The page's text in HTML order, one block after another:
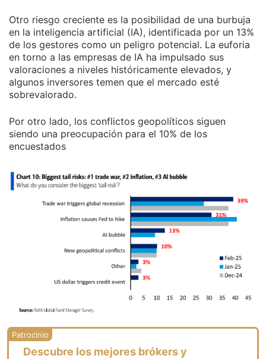
Otro riesgo creciente es la posibilidad de una burbuja
en la inteligencia artificial (IA), identificada por un 13%
de los gestores como un peligro potencial. La euforia
en torno a las empresas de IA ha impulsado sus
valoraciones a niveles históricamente elevados, y
algunos inversores temen que el mercado esté
sobrevalorado.
Por otro lado, los conflictos geopolíticos siguen
siendo una preocupación para el 10% de los
encuestados
Descubre los mejores brókers y